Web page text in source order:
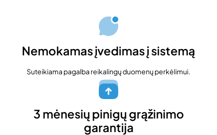
Nemokamas įvedimas į sistemą
Suteikiama pagalba reikalingų duomenų perkėlimui.
3 mėnesių pinigų grąžinimo
garantija